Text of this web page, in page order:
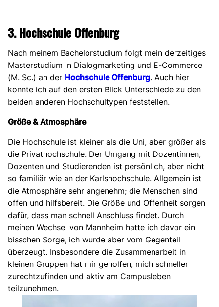
3. Hochschule Offenburg
Nach meinem Bachelorstudium folgt mein derzeitiges
Masterstudium in Dialogmarketing und E-Commerce
(M. Sc.) an der Hochschule Offenburg. Auch hier
konnte ich auf den ersten Blick Unterschiede zu den
beiden anderen Hochschultypen feststellen.
Größe & Atmosphäre
Die Hochschule ist kleiner als die Uni, aber größer als
die Privathochschule. Der Umgang mit Dozentinnen,
Dozenten und Studierenden ist persönlich, aber nicht
so familiär wie an der Karlshochschule. Allgemein ist
die Atmosphäre sehr angenehm; die Menschen sind
offen und hilfsbereit. Die Größe und Offenheit sorgen
dafür, dass man schnell Anschluss findet. Durch
meinen Wechsel von Mannheim hatte ich davor ein
bisschen Sorge, ich wurde aber vom Gegenteil
überzeugt. Insbesondere die Zusammenarbeit in
kleinen Gruppen hat mir geholfen, mich schneller
zurechtzufinden und aktiv am Campusleben
teilzunehmen.